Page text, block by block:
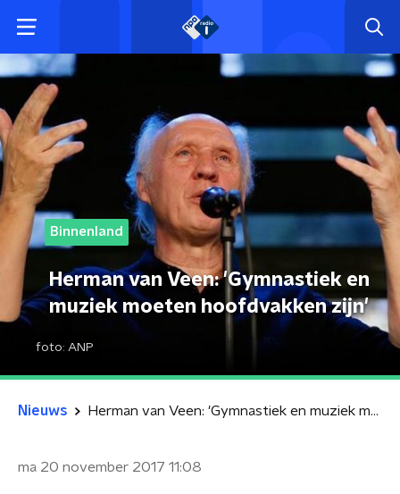
Binnenland
Herman van Veen: 'Gymnastiek en
muziek moeten hoofdvakken zijn'
foto: ANP
Nieuws Herman van Veen: 'Gymnastiek en muziek moeten hoofdvakken zijn'
ma 20 november 2017 11:08